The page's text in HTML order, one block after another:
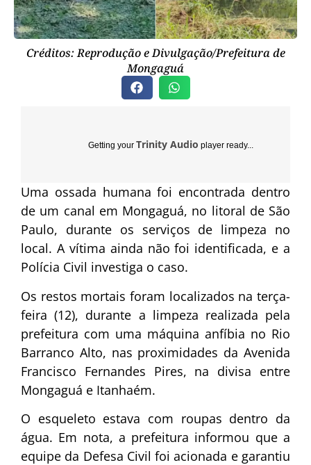
Créditos: Reprodução e Divulgação/Prefeitura de
Mongaguá
Getting your Trinity Audio player ready...
Uma ossada humana foi encontrada dentro
de um canal em Mongaguá, no litoral de São
Paulo, durante os serviços de limpeza no
local. A vítima ainda não foi identificada, e a
Polícia Civil investiga o caso.
Os restos mortais foram localizados na terça-
feira (12), durante a limpeza realizada pela
prefeitura com uma máquina anfíbia no Rio
Barranco Alto, nas proximidades da Avenida
Francisco Fernandes Pires, na divisa entre
Mongaguá e Itanhaém.
O esqueleto estava com roupas dentro da
água. Em nota, a prefeitura informou que a
equipe da Defesa Civil foi acionada e garantiu